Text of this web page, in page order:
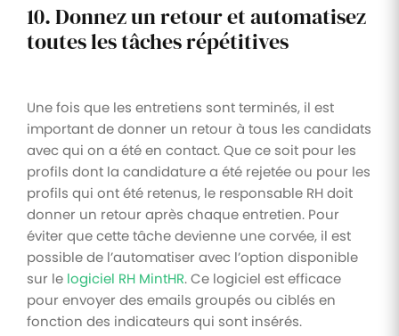
10. Donnez un retour et automatisez
toutes les tâches répétitives
Une fois que les entretiens sont terminés, il est
important de donner un retour à tous les candidats
avec qui on a été en contact. Que ce soit pour les
profils dont la candidature a été rejetée ou pour les
profils qui ont été retenus, le responsable RH doit
donner un retour après chaque entretien. Pour
éviter que cette tâche devienne une corvée, il est
possible de l’automatiser avec l’option disponible
sur le logiciel RH MintHR. Ce logiciel est efficace
pour envoyer des emails groupés ou ciblés en
fonction des indicateurs qui sont insérés.